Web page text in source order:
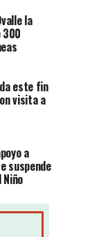
la
300
este fin
visita a
a
suspende